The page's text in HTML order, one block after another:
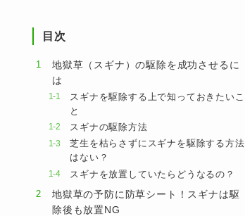
目次
地獄草（スギナ）の駆除を成功させるに
は
スギナを駆除する上で知っておきたいこ
と
スギナの駆除方法
芝生を枯らさずにスギナを駆除する方法
はない？
スギナを放置していたらどうなるの？
地獄草の予防に防草シート！スギナは駆
除後も放置NG